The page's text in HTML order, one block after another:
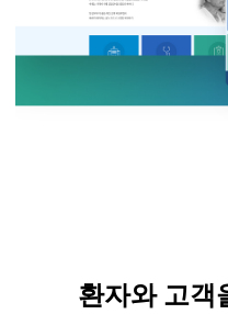
환자와 고객